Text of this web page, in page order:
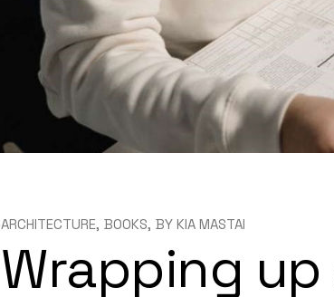
ARCHITECTURE BOOKS BY KIA MASTAI
Wrapping